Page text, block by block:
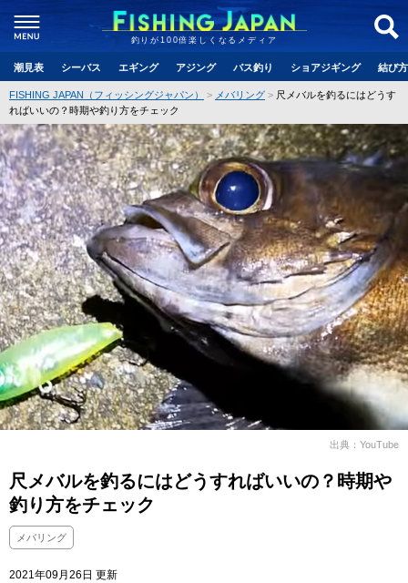
釣りが100倍楽しくなるメディア
潮見表 シーバス エギング アジング バス釣り ショアジギング 結び
FISHING JAPAN（フィッシングジャパン） メバリング
尺メバルを釣るにはどうす
ればいいの？時期や釣り方をチェック
出典：YouTube
尺メバルを釣るにはどうすればいいの？時期や
釣り方をチェック
メバリング
2021年09月26日 更新